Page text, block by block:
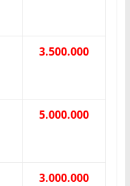
3.500.000
5.000.000
3.000.000